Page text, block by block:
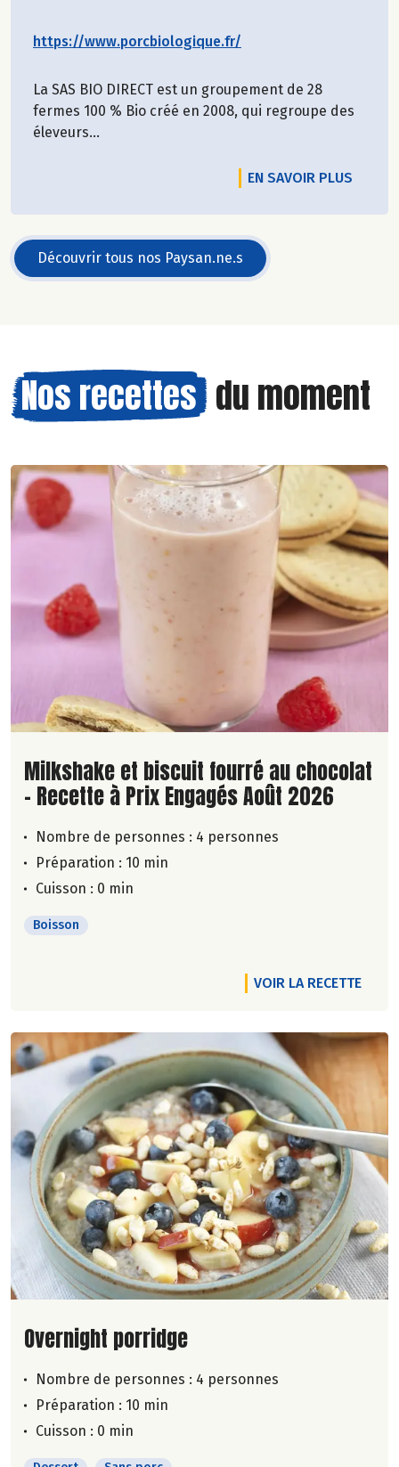
https://www.porcbiologique.fr/
La SAS BIO DIRECT est un groupement de 28
fermes 100 % Bio créé en 2008, qui regroupe des
éleveurs...
EN SAVOIR PLUS
Découvrir tous nos Paysan.ne.s
Nos recettes du moment
Lire la suite de la recette
Milkshake et biscuit fourré au chocolat
- Recette à Prix Engagés Août 2026
Nombre de personnes : 4 personnes
Préparation : 10 min
Cuisson : 0 min
Boisson
VOIR LA RECETTE
Lire la suite de la recette
Overnight porridge
Nombre de personnes : 4 personnes
Préparation : 10 min
Cuisson : 0 min